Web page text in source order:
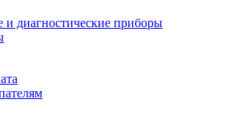
и диагностические приборы